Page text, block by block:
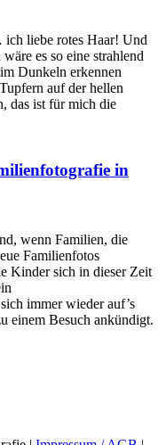
liebe rotes Haar! Und
es so eine strahlend
Dunkeln erkennen
auf der hellen
das ist für mich die
in
wenn Familien, die
Familienfotos
Kinder sich in dieser Zeit
immer wieder auf’s
einem Besuch ankündigt.